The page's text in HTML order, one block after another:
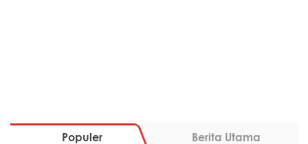
Populer Berita Utama